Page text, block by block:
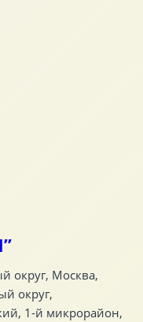
округ, Москва,
округ,
1-й микрорайон,